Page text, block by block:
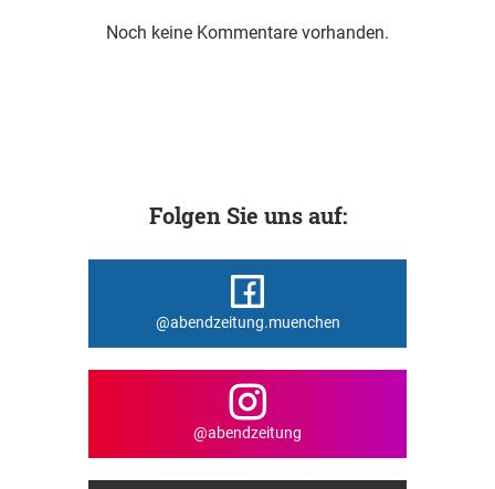
Noch keine Kommentare vorhanden.
Folgen Sie uns auf:
@abendzeitung.muenchen
@abendzeitung